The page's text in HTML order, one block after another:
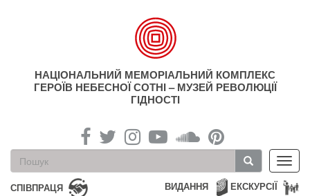
НАЦІОНАЛЬНИЙ МЕМОРІАЛЬНИЙ КОМПЛЕКС
ГЕРОЇВ НЕБЕСНОЇ СОТНІ – МУЗЕЙ РЕВОЛЮЦІЇ
ГІДНОСТІ
Пошукова
форма
Пошук
СПІВПРАЦЯ ЕКСКУРСІЇ
ВИДАННЯ